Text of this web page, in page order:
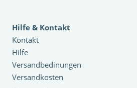
Hilfe & Kontakt
Kontakt
Hilfe
Versandbedinungen
Versandkosten